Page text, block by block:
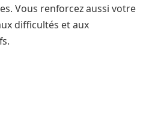
Vous renforcez aussi votre
difficultés et aux